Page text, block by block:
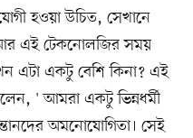
হওয়া উচিত, সেখানে
এই টেকনোলজির সময়
এটা একটু বেশি কিনা? এই
' আমরা একটু ভিন্নধর্মী
অমনোযোগিতা। সেই